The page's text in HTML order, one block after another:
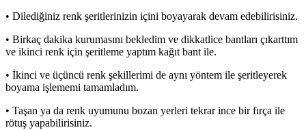
• Dilediğiniz renk şeritlerinizin içini boyayarak devam edebilirisiniz.
• Birkaç dakika kurumasını bekledim ve dikkatlice bantları çıkarttım
ve ikinci renk için şeritleme yaptım kağıt bant ile.
• İkinci ve üçüncü renk şekillerimi de aynı yöntem ile şeritleyerek
boyama işlememi tamamladım.
• Taşan ya da renk uyumunu bozan yerleri tekrar ince bir fırça ile
rötuş yapabilirisiniz.